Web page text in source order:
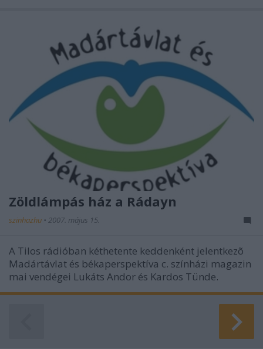
Zöldlámpás ház a Rádayn
szinhazhu • 2007. május 15.
A Tilos rádióban kéthetente keddenként jelentkezõ
Madártávlat és békaperspektíva c. színházi magazin
mai vendégei Lukáts Andor és Kardos Tünde.